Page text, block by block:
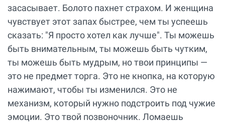
засасывает. Болото пахнет страхом. И женщина
чувствует этот запах быстрее, чем ты успеешь
сказать: "Я просто хотел как лучше". Ты можешь
быть внимательным, ты можешь быть чутким,
ты можешь быть мудрым, но твои принципы —
это не предмет торга. Это не кнопка, на которую
нажимают, чтобы ты изменился. Это не
механизм, который нужно подстроить под чужие
эмоции. Это твой позвоночник. Ломаешь